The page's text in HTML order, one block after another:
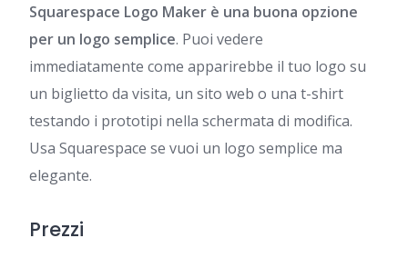
Squarespace Logo Maker è una buona opzione
per un logo semplice. Puoi vedere
immediatamente come apparirebbe il tuo logo su
un biglietto da visita, un sito web o una t-shirt
testando i prototipi nella schermata di modifica.
Usa Squarespace se vuoi un logo semplice ma
elegante.
Prezzi